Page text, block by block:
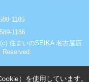
1185
1186
住まいのSEIKA 名古屋店
Reserved.
）を使用しています。